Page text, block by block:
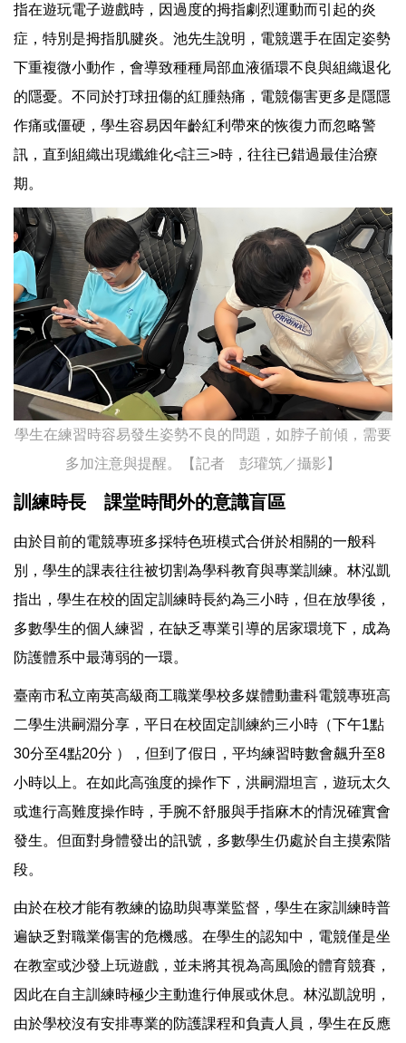
指在遊玩電子遊戲時，因過度的拇指劇烈運動而引起的炎
症，特別是拇指肌腱炎。池先生說明，電競選手在固定姿勢
下重複微小動作，會導致種種局部血液循環不良與組織退化
的隱憂。不同於打球扭傷的紅腫熱痛，電競傷害更多是隱隱
作痛或僵硬，學生容易因年齡紅利帶來的恢復力而忽略警
訊，直到組織出現纖維化<註三>時，往往已錯過最佳治療
期。
學生在練習時容易發生姿勢不良的問題，如脖子前傾，需要
多加注意與提醒。【記者 彭瓘筑／攝影】
訓練時長 課堂時間外的意識盲區
由於目前的電競專班多採特色班模式合併於相關的一般科
別，學生的課表往往被切割為學科教育與專業訓練。林泓凱
指出，學生在校的固定訓練時長約為三小時，但在放學後，
多數學生的個人練習，在缺乏專業引導的居家環境下，成為
防護體系中最薄弱的一環。
臺南市私立南英高級商工職業學校多媒體動畫科電競專班高
二學生洪嗣淵分享，平日在校固定訓練約三小時（下午1點
30分至4點20分 ），但到了假日，平均練習時數會飆升至8
小時以上。在如此高強度的操作下，洪嗣淵坦言，遊玩太久
或進行高難度操作時，手腕不舒服與手指麻木的情況確實會
發生。但面對身體發出的訊號，多數學生仍處於自主摸索階
段。
由於在校才能有教練的協助與專業監督，學生在家訓練時普
遍缺乏對職業傷害的危機感。在學生的認知中，電競僅是坐
在教室或沙發上玩遊戲，並未將其視為高風險的體育競賽，
因此在自主訓練時極少主動進行伸展或休息。林泓凱說明，
由於學校沒有安排專業的防護課程和負責人員，學生在反應